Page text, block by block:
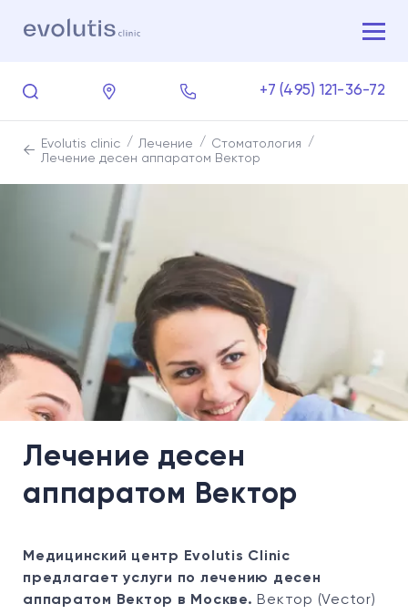
+7 (495) 121-36-72
Evolutis clinic Лечение
Стоматология
Лечение десен аппаратом Вектор
Лечение десен
аппаратом Вектор
Медицинский центр Evolutis Clinic
предлагает услуги по лечению десен
аппаратом Вектор в Москве. Вектор (Vector)